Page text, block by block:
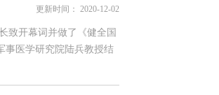
更新时间： 2020-12-02
致开幕词并做了《健全国
事医学研究院陆兵教授结